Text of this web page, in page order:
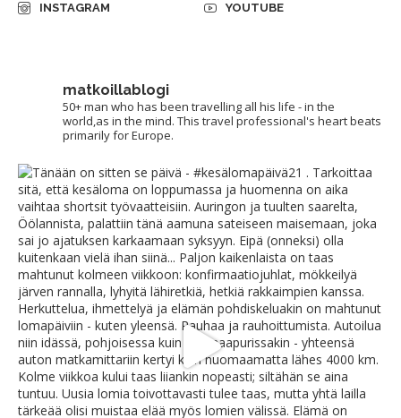
INSTAGRAM
YOUTUBE
matkoillablogi
50+ man who has been travelling all his life - in the
world,as in the mind. This travel professional's heart beats
primarily for Europe.